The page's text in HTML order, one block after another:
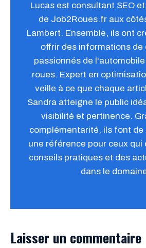
Lucas est consultant SEO
de Job2Roues.fr aux
Lambert. Ensemble, ils ont
offrir des informations de
passionnés de
roues. Expert en
veille à ce que chaque
Sandra atteigne le public
visibilité et pertinence.
complémentarité, ils font
une référence pour ceux qui
conseils pratiques et des
dans le
Laisser un commentaire